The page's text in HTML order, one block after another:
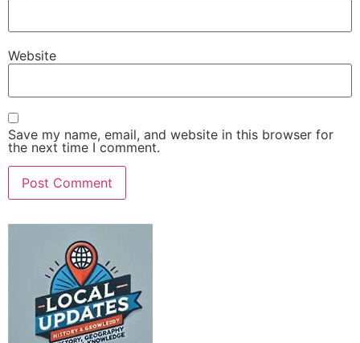
Website
Save my name, email, and website in this browser for
the next time I comment.